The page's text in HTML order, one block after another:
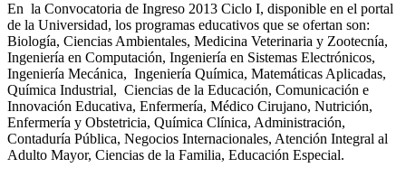
En la Convocatoria de Ingreso 2013 Ciclo I, disponible en el portal
de la Universidad, los programas educativos que se ofertan son:
Biología, Ciencias Ambientales, Medicina Veterinaria y Zootecnía,
Ingeniería en Computación, Ingeniería en Sistemas Electrónicos,
Ingeniería Mecánica, Ingeniería Química, Matemáticas Aplicadas,
Química Industrial, Ciencias de la Educación, Comunicación e
Innovación Educativa, Enfermería, Médico Cirujano, Nutrición,
Enfermería y Obstetricia, Química Clínica, Administración,
Contaduría Pública, Negocios Internacionales, Atención Integral al
Adulto Mayor, Ciencias de la Familia, Educación Especial.